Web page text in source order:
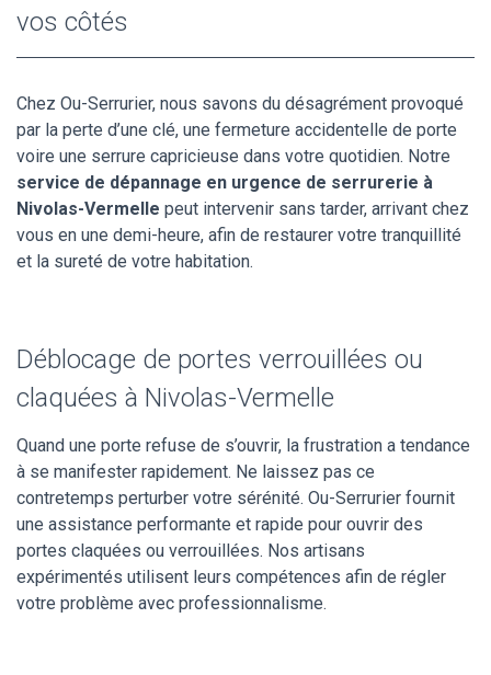
vos côtés
Chez Ou-Serrurier, nous savons du désagrément provoqué
par la perte d’une clé, une fermeture accidentelle de porte
voire une serrure capricieuse dans votre quotidien. Notre
service de dépannage en urgence de serrurerie à
Nivolas-Vermelle peut intervenir sans tarder, arrivant chez
vous en une demi-heure, afin de restaurer votre tranquillité
et la sureté de votre habitation.
Déblocage de portes verrouillées ou
claquées à Nivolas-Vermelle
Quand une porte refuse de s’ouvrir, la frustration a tendance
à se manifester rapidement. Ne laissez pas ce
contretemps perturber votre sérénité. Ou-Serrurier fournit
une assistance performante et rapide pour ouvrir des
portes claquées ou verrouillées. Nos artisans
expérimentés utilisent leurs compétences afin de régler
votre problème avec professionnalisme.